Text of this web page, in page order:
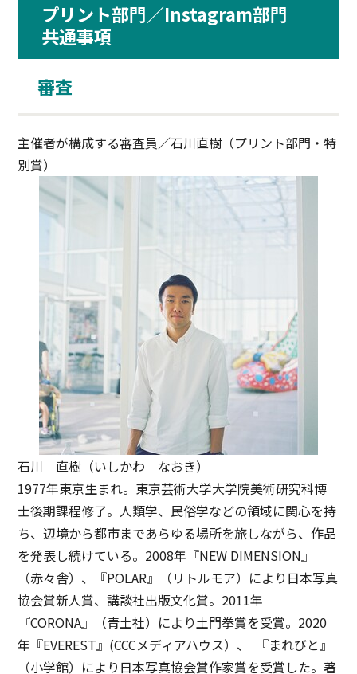
プリント部門／Instagram部門
共通事項
審査
主催者が構成する審査員／石川直樹（プリント部門・特
別賞）
石川 直樹（いしかわ なおき）
1977年東京生まれ。東京芸術大学大学院美術研究科博
士後期課程修了。人類学、民俗学などの領域に関心を持
ち、辺境から都市まであらゆる場所を旅しながら、作品
を発表し続けている。2008年『NEW DIMENSION』
（赤々舎）、『POLAR』（リトルモア）により日本写真
協会賞新人賞、講談社出版文化賞。2011年
『CORONA』（青土社）により土門拳賞を受賞。2020
年『EVEREST』(CCCメディアハウス）、 『まれびと』
（小学館）により日本写真協会賞作家賞を受賞した。著